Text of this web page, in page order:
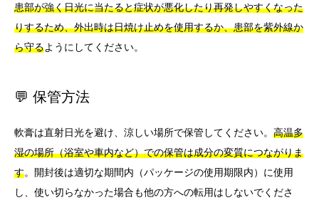
患部が強く日光に当たると症状が悪化したり再発しやすくなった
りするため、外出時は日焼け止めを使用するか、患部を紫外線か
ら守るようにしてください。
💬 保管方法
軟膏は直射日光を避け、涼しい場所で保管してください。 高温多
湿の場所（浴室や車内など）での保管は成分の変質につながりま
す。開封後は適切な期間内（パッケージの使用期限内）に使用
し、使い切らなかった場合も他の方への転用はしないでくださ